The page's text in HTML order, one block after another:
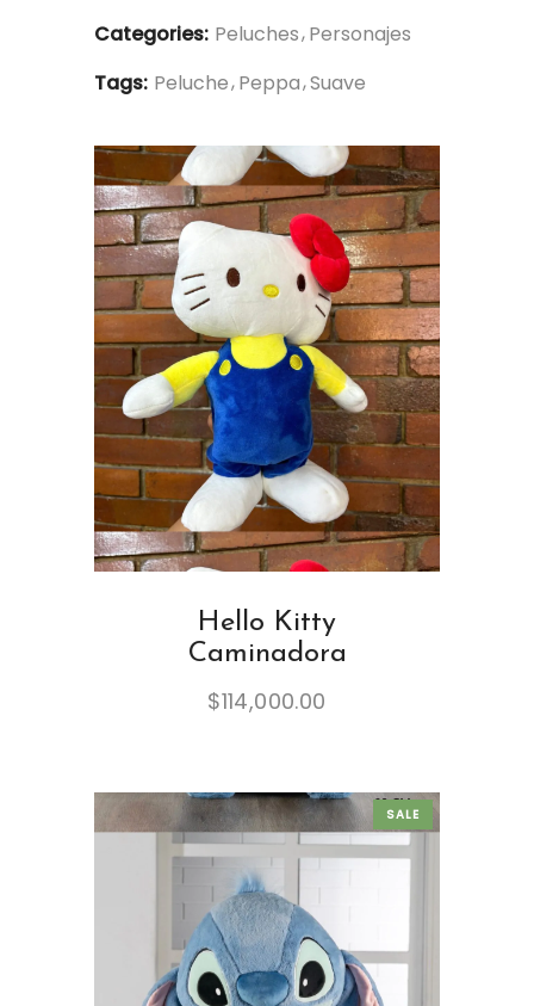
Categories: Peluches Personajes
Tags: Peluche Peppa Suave
Hello Kitty
Caminadora
$114,000.00
SALE